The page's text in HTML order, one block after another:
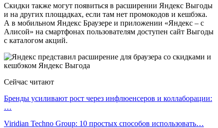
Скидки также могут появиться в расширении Яндекс Выгоды
и на других площадках, если там нет промокодов и кешбэка.
А в мобильном Яндекс Браузере и приложении «Яндекс – с
Алисой» на смартфонах пользователям доступен сайт Выгоды
с каталогом акций.
Сейчас читают
Бренды усиливают рост через инфлюенсеров и коллаборации:
…
Viridian Techno Group: 10 простых способов использовать…